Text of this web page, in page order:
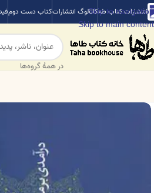
Skip to navigation
Skip to main content
انتشارات کتاب طهکاتالوگ انتشاراتکتاب دست دوم
در همهٔ گروه‌ها